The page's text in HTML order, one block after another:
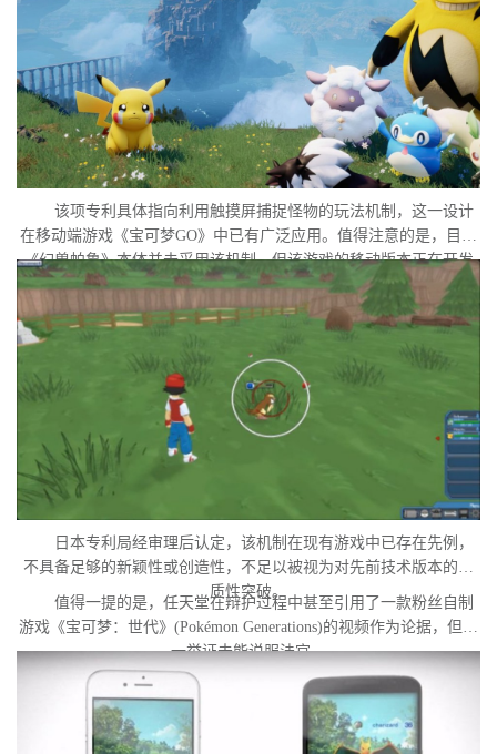
该项专利具体指向利用触摸屏捕捉怪物的玩法机制，这一设计
在移动端游戏《宝可梦GO》中已有广泛应用。值得注意的是，目前
《幻兽帕鲁》本体并未采用该机制，但该游戏的移动版本正在开发
中。外界普遍认为，这很可能是任天堂在当前时间点针对此项专利
发起诉讼的直接原因。
日本专利局经审理后认定，该机制在现有游戏中已存在先例，
不具备足够的新颖性或创造性，不足以被视为对先前技术版本的实
质性突破。
值得一提的是，任天堂在辩护过程中甚至引用了一款粉丝自制
游戏《宝可梦：世代》(Pokémon Generations)的视频作为论据，但这
一举证未能说服法官。